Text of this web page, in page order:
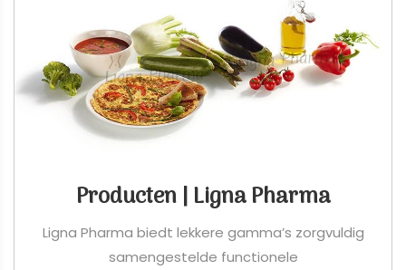
Producten | Ligna Pharma
Ligna Pharma biedt lekkere gamma’s zorgvuldig
samengestelde functionele